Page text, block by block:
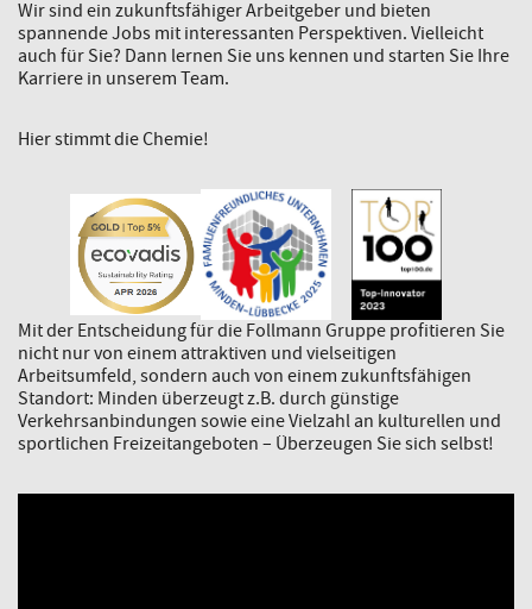
Wir sind ein zukunftsfähiger Arbeitgeber und bieten
spannende Jobs mit interessanten Perspektiven. Vielleicht
auch für Sie? Dann lernen Sie uns kennen und starten Sie Ihre
Karriere in unserem Team.
Hier stimmt die Chemie!
Mit der Entscheidung für die Follmann Gruppe profitieren Sie
nicht nur von einem attraktiven und vielseitigen
Arbeitsumfeld, sondern auch von einem zukunftsfähigen
Standort: Minden überzeugt z.B. durch günstige
Verkehrsanbindungen sowie eine Vielzahl an kulturellen und
sportlichen Freizeitangeboten – Überzeugen Sie sich selbst!